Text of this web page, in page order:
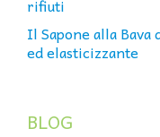
rifiuti
Il Sapone alla
ed elasticizzante
BLOG